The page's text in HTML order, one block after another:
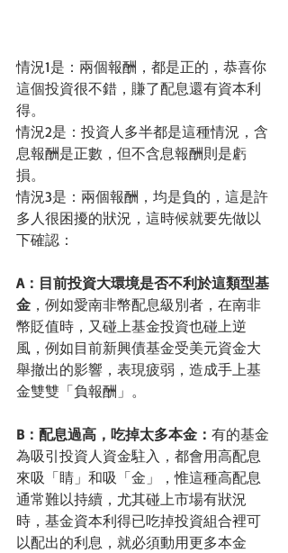
情況1是：兩個報酬，都是正的，恭喜你
這個投資很不錯，賺了配息還有資本利
得。
情況2是：投資人多半都是這種情況，含
息報酬是正數，但不含息報酬則是虧
損。
情況3是：兩個報酬，均是負的，這是許
多人很困擾的狀況，這時候就要先做以
下確認：
A：目前投資大環境是否不利於這類型基
金 ，例如愛南非幣配息級別者，在南非
幣貶值時，又碰上基金投資也碰上逆
風，例如目前新興債基金受美元資金大
舉撤出的影響，表現疲弱，造成手上基
金雙雙「負報酬」。
B：配息過高，吃掉太多本金： 有的基金
為吸引投資人資金駐入，都會用高配息
來吸「睛」和吸「金」，惟這種高配息
通常難以持續，尤其碰上市場有狀況
時，基金資本利得已吃掉投資組合裡可
以配出的利息，就必須動用更多本金